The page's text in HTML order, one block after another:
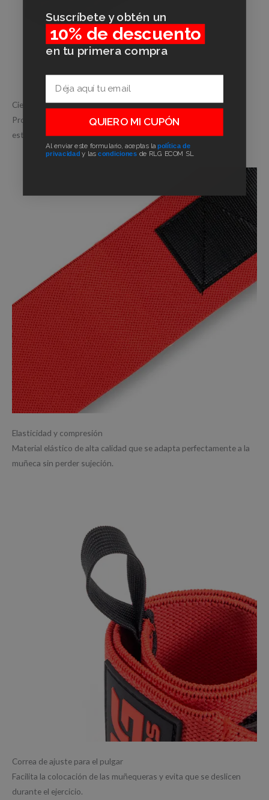
Cierre de velcro resistente
Proporciona un ajuste firme y personalizado, asegurando
estabilidad durante el entrenamiento.
Elasticidad y compresión
Material elástico de alta calidad que se adapta perfectamente a la
muñeca sin perder sujeción.
Correa de ajuste para el pulgar
Facilita la colocación de las muñequeras y evita que se deslicen
durante el ejercicio.
Suscríbete y obtén un
10% de descuento
en tu primera compra
QUIERO MI CUPÓN
Al enviar este formulario, aceptas lapolítica de
privacidad y las condiciones de RLG ECOM SL